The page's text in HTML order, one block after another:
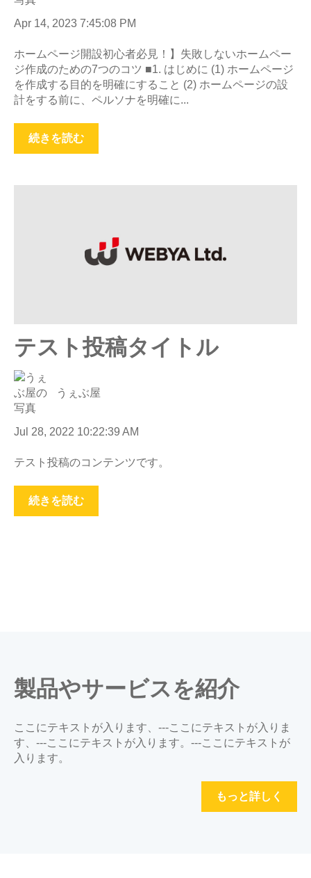
Apr 14, 2023 7:45:08 PM
ホームページ開設初心者必見！】失敗しないホームペー
ジ作成のための7つのコツ ■1. はじめに (1) ホームページ
を作成する目的を明確にすること (2) ホームページの設
計をする前に、ペルソナを明確に...
続きを読む
テスト投稿タイトル
うぇぶ屋
Jul 28, 2022 10:22:39 AM
テスト投稿のコンテンツです。
続きを読む
製品やサービスを紹介
ここにテキストが入ります、---ここにテキストが入りま
す、---ここにテキストが入ります。---ここにテキストが
入ります。
もっと詳しく